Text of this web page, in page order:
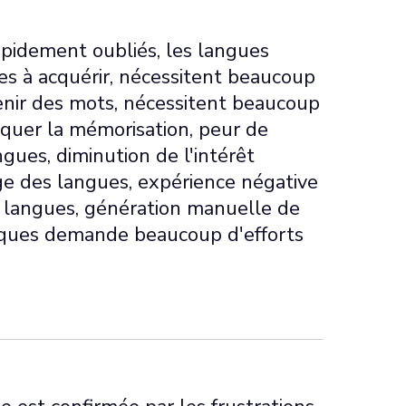
oubliés, les langues
à acquérir, nécessitent beaucoup
des mots, nécessitent beaucoup
la mémorisation, peur de
diminution de l'intérêt
des langues, expérience négative
génération manuelle de
demande beaucoup d'efforts